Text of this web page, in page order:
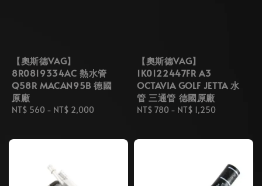
【奧斯德VAG】
8R0819334AC 熱水管
Q58R MACAN95B 德國
原廠
Regular
NT$ 560 - NT$ 2,000
【奧斯德VAG】
1K0122447FR A3
OCTAVIA GOLF JETTA 水
管 三通管 德國原廠
Regular
NT$ 780 - NT$ 1,250